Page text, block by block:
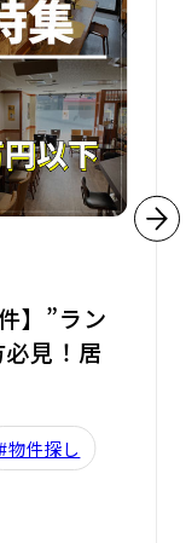
】”ラン
見！居
物件探し